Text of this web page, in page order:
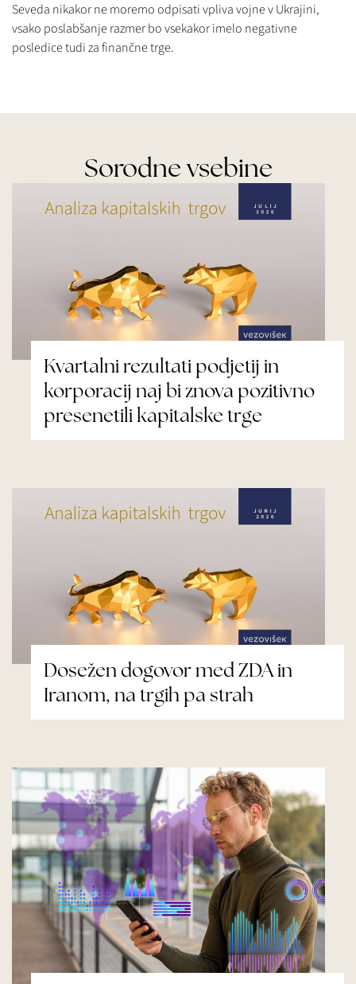
Seveda nikakor ne moremo odpisati vpliva vojne v Ukrajini,
vsako poslabšanje razmer bo vsekakor imelo negativne
posledice tudi za finančne trge.
Sorodne vsebine
Kvartalni rezultati podjetij in
korporacij naj bi znova pozitivno
presenetili kapitalske trge
Dosežen dogovor med ZDA in
Iranom, na trgih pa strah